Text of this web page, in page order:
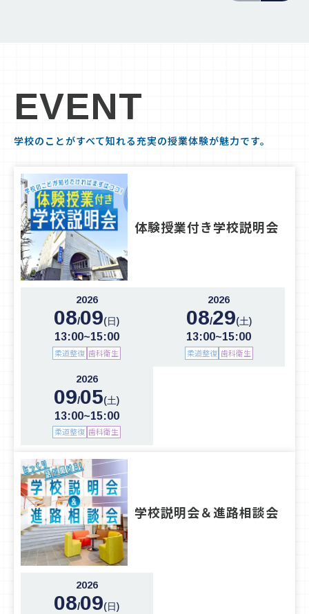
EVENT
学校のことがすべて知れる充実の授業体験が魅力です。
体験授業付き学校説明会
2026
08/09(日)
13:00~15:00
柔道整復 歯科衛生
2026
08/29(土)
13:00~15:00
柔道整復 歯科衛生
2026
09/05(土)
13:00~15:00
柔道整復 歯科衛生
学校説明会＆進路相談会
2026
08/09(日)